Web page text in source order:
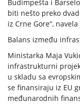
Budimpešta i
biti nešto preko
iz Crne Gore“,
Balans između
Ministarka Maja
infrastrukturni
u skladu sa
se finansiraju iz EU
međunarodnih